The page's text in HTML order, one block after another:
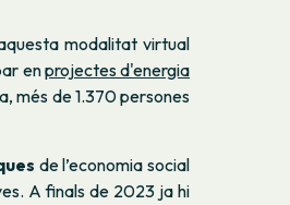
modalitat virtual
enprojectes d'energia
més de 1.370 persones
de l’economia social
A finals de 2023 ja hi